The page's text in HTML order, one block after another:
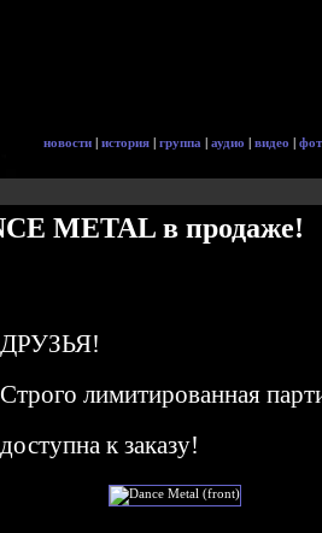
новости | история | группа | аудио | видео |
METAL в продаже!
ДРУЗЬЯ!
Строго лимитированная
доступна к заказу!